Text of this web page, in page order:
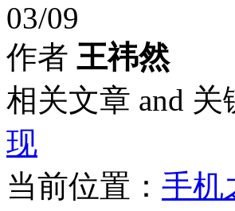
03/09
作者 王祎然
相关文章 and 关
现
当前位置： 手机